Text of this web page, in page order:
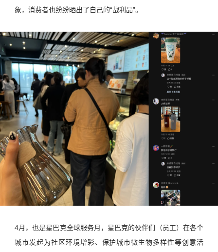
象，消费者也纷纷晒出了自己的“战利品”。
4月，也是星巴克全球服务月，星巴克的伙伴们（员工）在各个
城市发起为社区环境增彩、保护城市微生物多样性等创意活